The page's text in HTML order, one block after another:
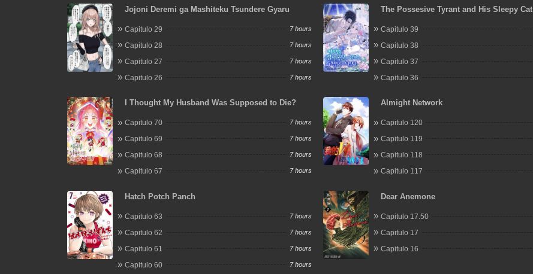
Jojoni Deremi ga Mashiteku Tsundere Gyaru
Capitulo 29 7 hours
Capitulo 28 7 hours
Capitulo 27 7 hours
Capitulo 26 7 hours
The Possesive Tyrant and His Sleepy Cat
Capitulo 39
Capitulo 38
Capitulo 37
Capitulo 36
I Thought My Husband Was Supposed to Die?
Capitulo 70 7 hours
Capitulo 69 7 hours
Capitulo 68 7 hours
Capitulo 67 7 hours
Almight Network
Capitulo 120
Capitulo 119
Capitulo 118
Capitulo 117
Hatch Potch Panch
Capitulo 63 7 hours
Capitulo 62 7 hours
Capitulo 61 7 hours
Capitulo 60 7 hours
Dear Anemone
Capitulo 17.50
Capitulo 17
Capitulo 16